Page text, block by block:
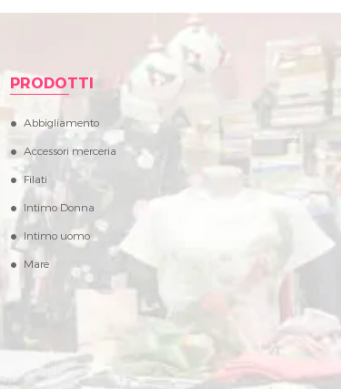
PRODOTTI
Abbigliamento
Accessori merceria
Filati
Intimo Donna
Intimo uomo
Mare